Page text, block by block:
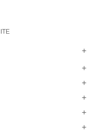
+
+
+
+
+
+